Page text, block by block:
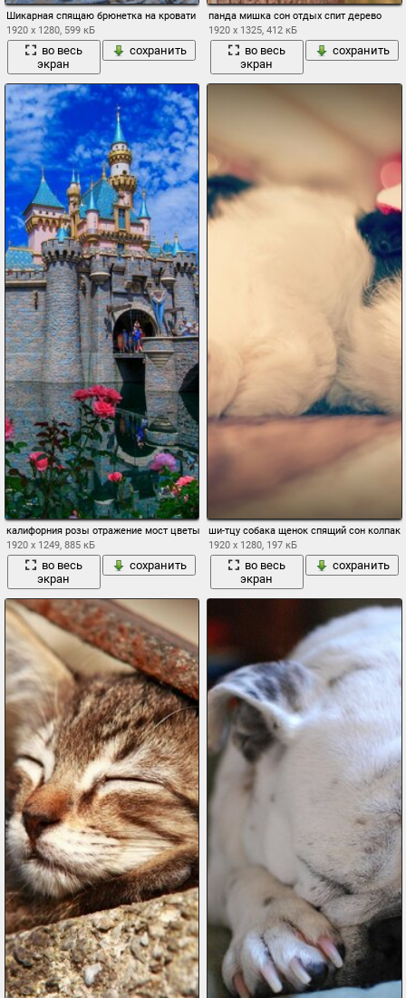
Шикарная спящаю брюнетка на кровати
1920 x 1280, 599 кБ
во весь
экран
сохранить
панда мишка сон отдых спит дерево
1920 x 1325, 412 кБ
во весь
экран
сохранить
калифорния розы отражение мост цветы диснейленд блокировка анахайм замок
1920 x 1249, 885 кБ
во весь
экран
сохранить
ши-тцу собака щенок спящий сон
1920 x 1280, 197 кБ
во весь
экран
сохранить